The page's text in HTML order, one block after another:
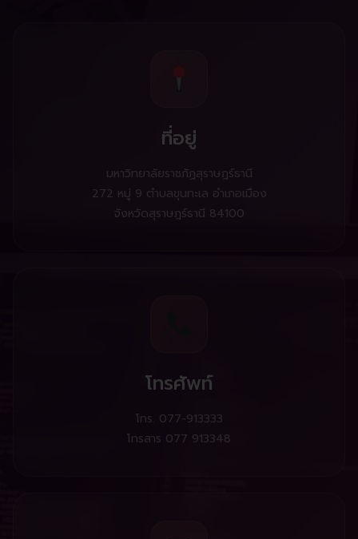
ที่อยู่
มหาวิทยาลัยราชภัฏสุราษฎร์ธานี
272 หมู่ 9 ตำบลขุนทะเล อำเภอเมือง
จังหวัดสุราษฎร์ธานี 84100
โทรศัพท์
โทร. 077-913333
โทรสาร 077 913348